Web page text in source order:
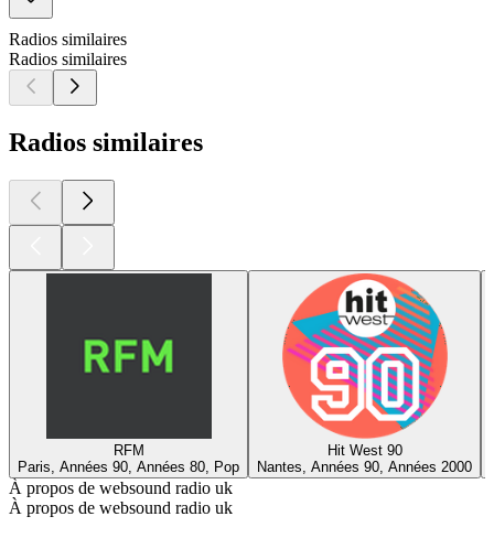
Radios similaires
Radios similaires
Radios similaires
RFM
Paris, Années 90, Années 80, Pop
Hit West 90
Nantes, Années 90, Années 2000
À propos de websound radio uk
À propos de websound radio uk